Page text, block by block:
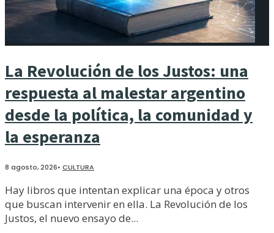
La Revolución de los Justos: una
respuesta al malestar argentino
desde la política, la comunidad y
la esperanza
8 agosto, 2026• CULTURA
Hay libros que intentan explicar una época y otros
que buscan intervenir en ella. La Revolución de los
Justos, el nuevo ensayo de...